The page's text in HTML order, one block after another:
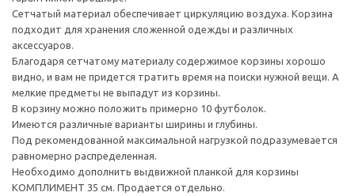
Сетчатый материал обеспечивает циркуляцию воздуха. Корзина
подходит для хранения сложенной одежды и различных
аксессуаров.
Благодаря сетчатому материалу содержимое корзины хорошо
видно, и вам не придется тратить время на поиски нужной вещи. А
мелкие предметы не выпадут из корзины.
В корзину можно положить примерно 10 футболок.
Имеются различные варианты ширины и глубины.
Под рекомендованной максимальной нагрузкой подразумевается
равномерно распределенная.
Необходимо дополнить выдвижной планкой для корзины
КОМПЛИМЕНТ 35 см. Продается отдельно.